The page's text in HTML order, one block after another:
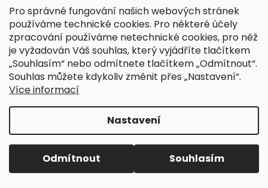
Pro správné fungování našich webových stránek
používáme technické cookies. Pro některé účely
zpracování používáme netechnické cookies, pro něž
je vyžadován Váš souhlas, který vyjádříte tlačítkem
„Souhlasím“ nebo odmítnete tlačítkem „Odmítnout“.
Souhlas můžete kdykoliv změnit přes „Nastavení“.
Více informací
Nastavení
Odmítnout Souhlasím
NIVEA MEN
NIVEA SUN
NO STRESS
NOHEL GARDEN
NORDICS
NUK
O.B.
OASIS